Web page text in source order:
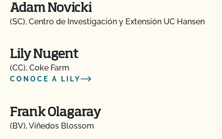
Adam Novicki
(SC), Centro de Investigación y Extensión UC Hansen
Lily Nugent
(CC), Coke Farm
CONOCE A LILY
Frank Olagaray
(BV), Viñedos Blossom